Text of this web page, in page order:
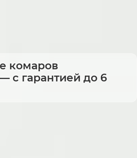
комаров
с гарантией до 6